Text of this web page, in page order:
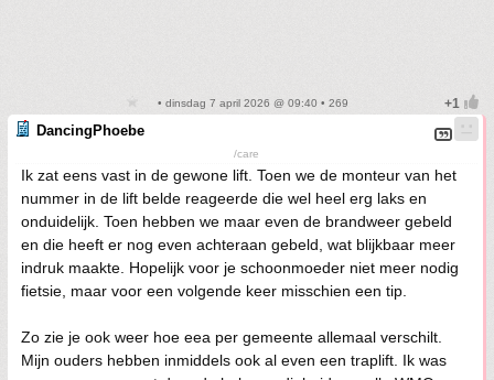
• dinsdag 7 april 2026 @ 09:40 • 269
DancingPhoebe
/care
Ik zat eens vast in de gewone lift. Toen we de monteur van het
nummer in de lift belde reageerde die wel heel erg laks en
onduidelijk. Toen hebben we maar even de brandweer gebeld
en die heeft er nog even achteraan gebeld, wat blijkbaar meer
indruk maakte. Hopelijk voor je schoonmoeder niet meer nodig
fietsie, maar voor een volgende keer misschien een tip.
Zo zie je ook weer hoe eea per gemeente allemaal verschilt.
Mijn ouders hebben inmiddels ook al even een traplift. Ik was